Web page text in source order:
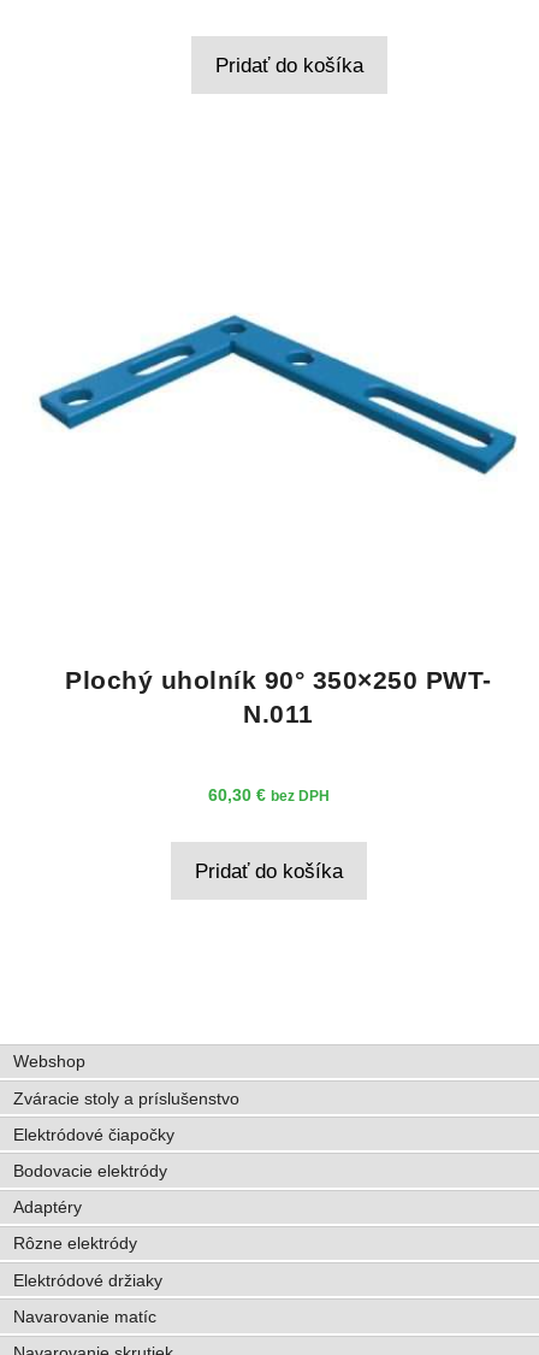
Pridať do košíka
Plochý uholník 90° 350×250 PWT-
N.011
60,30€ bez DPH
Pridať do košíka
Webshop
Zváracie stoly a príslušenstvo
Elektródové čiapočky
Bodovacie elektródy
Adaptéry
Rôzne elektródy
Elektródové držiaky
Navarovanie matíc